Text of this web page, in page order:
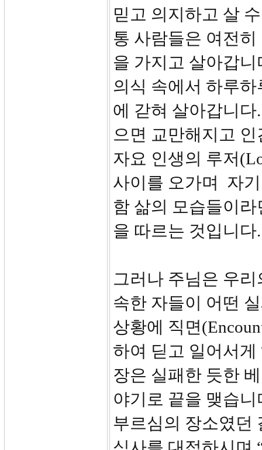
믿고 의지하고 살
통 사람들은 여전
을 가지고 살아갑
의식 속에서 하루
에 갇혀 살아갑니
으면 교만해지고
자요 인생의 루저
사이를 오가며 자
함 삶의 모습들이
을 따르는 것입니
그러나 주님은 우
속한 자들이 어떤
상황에 직면
하여 딛고 일어서
장은 실패한 듯한
야기로 끝을 맺습
부르심의 장소였던